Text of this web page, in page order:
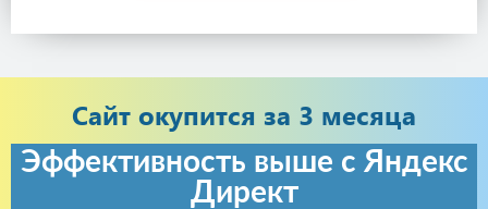
Сайт окупится за 3 месяца
Эффективность выше с Яндекс
Директ